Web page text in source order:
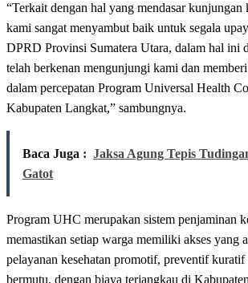
“Terkait dengan hal yang mendasar kunjungan
kami sangat menyambut baik untuk segala
DPRD Provinsi Sumatera Utara, dalam hal ini
telah berkenan mengunjungi kami dan
dalam percepatan Program Universal Health
Kabupaten Langkat,” sambungnya.
Baca Juga : Jaksa Agung Tepis
Gatot
Program UHC merupakan sistem penjaminan
memastikan setiap warga memiliki akses yang
pelayanan kesehatan promotif, preventif
bermutu, dengan biaya terjangkau di